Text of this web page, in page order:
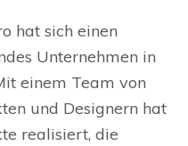
hat sich einen
Unternehmen in
einem Team von
und Designern hat
realisiert, die